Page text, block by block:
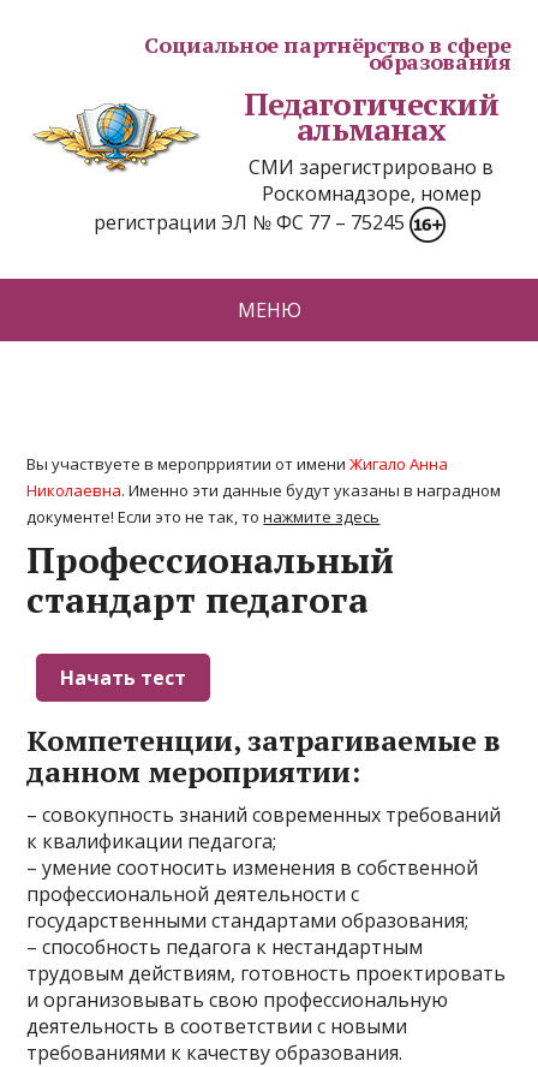
Социальное партнёрство в сфере
образования
Педагогический
альманах
СМИ зарегистрировано в
Роскомнадзоре, номер
регистрации ЭЛ № ФС 77 – 75245
МЕНЮ
Вы участвуете в меропрриятии от имениЖигало Анна
Николаевна. Именно эти данные будут указаны в наградном
документе! Если это не так, тонажмите здесь
Профессиональный
стандарт педагога
Компетенции, затрагиваемые в
данном мероприятии:
– совокупность знаний современных требований
к квалификации педагога;
– умение соотносить изменения в собственной
профессиональной деятельности с
государственными стандартами образования;
– способность педагога к нестандартным
трудовым действиям, готовность проектировать
и организовывать свою профессиональную
деятельность в соответствии с новыми
требованиями к качеству образования.